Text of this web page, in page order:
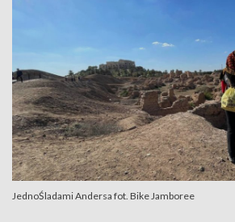
JednoŚladami Andersa fot. Bike Jamboree